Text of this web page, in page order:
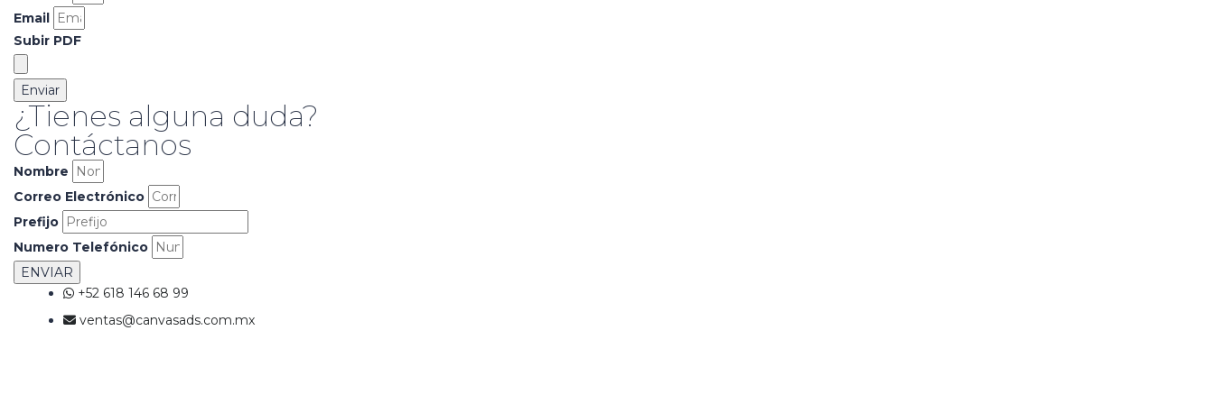
Email
Subir PDF
Enviar
¿Tienes alguna duda?
Contáctanos
Nombre
Correo Electrónico
Prefijo
Numero Telefónico
ENVIAR
+52 618 146 68 99
ventas@canvasads.com.mx